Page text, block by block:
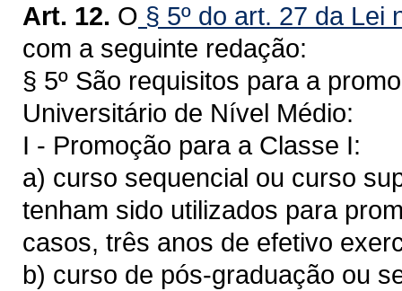
Art. 12. O § 5º do art. 27 da Lei
com a seguinte redação:
§ 5º São requisitos para a
Universitário de Nível Médio:
I - Promoção para a Classe I:
a) curso sequencial ou curso
tenham sido utilizados para
casos, três anos de efetivo
b) curso de pós-graduação ou